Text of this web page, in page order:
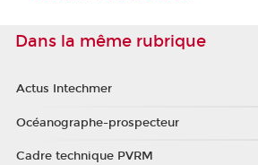
Dans la même rubrique
Actus Intechmer
Océanographe-prospecteur
Cadre technique PVRM